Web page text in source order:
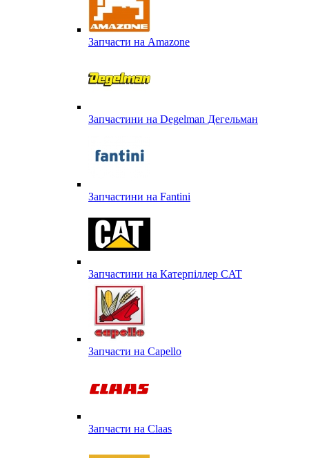
Запчасти на Amazone
Запчастини на Degelman Дегельман
Запчастини на Fantini
Запчастини на Катерпіллер CAT
Запчасти на Capello
Запчасти на Сlaas